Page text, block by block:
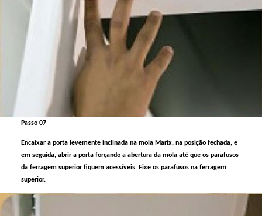
Passo 07
Encaixar a porta levemente inclinada na mola Marix, na posição fechada, e
em seguida, abrir a porta forçando a abertura da mola até que os parafusos
da ferragem superior fiquem acessíveis. Fixe os parafusos na ferragem
superior.